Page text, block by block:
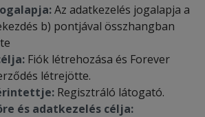
Az adatkezelés jogalapja a
b) pontjával összhangban
Fiók létrehozása és Forever
létrejötte.
Regisztráló látogató.
és adatkezelés célja: